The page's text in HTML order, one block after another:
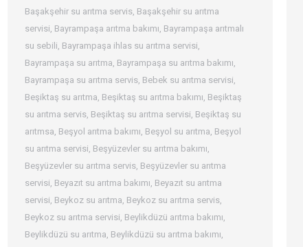
Başakşehir su arıtma servis, Başakşehir su arıtma
servisi, Bayrampaşa arıtma bakımı, Bayrampaşa arıtmalı
su sebili, Bayrampaşa ihlas su arıtma servisi,
Bayrampaşa su arıtma, Bayrampaşa su arıtma bakımı,
Bayrampaşa su arıtma servis, Bebek su arıtma servisi,
Beşiktaş su arıtma, Beşiktaş su arıtma bakımı, Beşiktaş
su arıtma servis, Beşiktaş su arıtma servisi, Beşiktaş su
arıtmsa, Beşyol arıtma bakımı, Beşyol su arıtma, Beşyol
su arıtma servisi, Beşyüzevler su arıtma bakımı,
Beşyüzevler su arıtma servis, Beşyüzevler su arıtma
servisi, Beyazıt su arıtma bakımı, Beyazıt su arıtma
servisi, Beykoz su arıtma, Beykoz su arıtma servis,
Beykoz su arıtma servisi, Beylikdüzü arıtma bakımı,
Beylikdüzü su arıtma, Beylikdüzü su arıtma bakımı,